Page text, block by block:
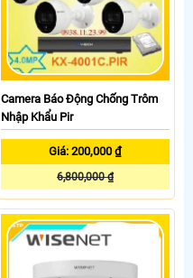
Camera Báo Động Chống Trôm
Nhập Khẩu Pir
Giá: 200,000 ₫
6,800,000 ₫